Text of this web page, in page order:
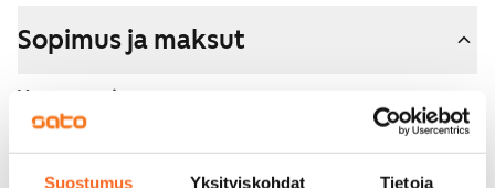
Suostumus Yksityiskohdat Tietoja
Sopimus ja maksut
Vapautuminen
Heti vapaa
Varallisuusrajat